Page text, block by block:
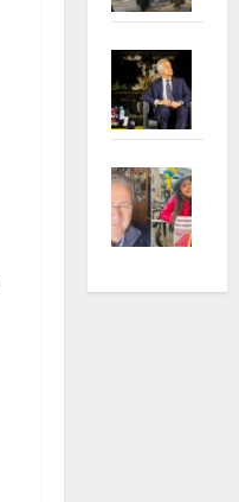
euro
apre